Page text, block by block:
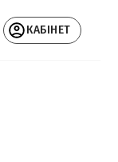
КАБІНЕТ